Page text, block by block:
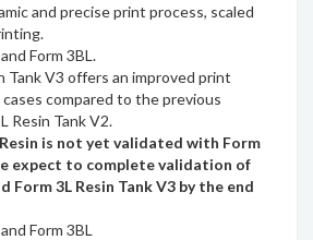
and precise print process, scaled
Form 3BL.
Tank V3 offers an improved print
compared to the previous
Resin Tank V2.
is not yet validated with Form
expect to complete validation of
Form 3L Resin Tank V3 by the end
Form 3BL